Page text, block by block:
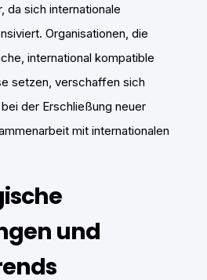
da sich internationale
Organisationen, die
international kompatible
setzen, verschaffen sich
der Erschließung neuer
mit internationalen
und